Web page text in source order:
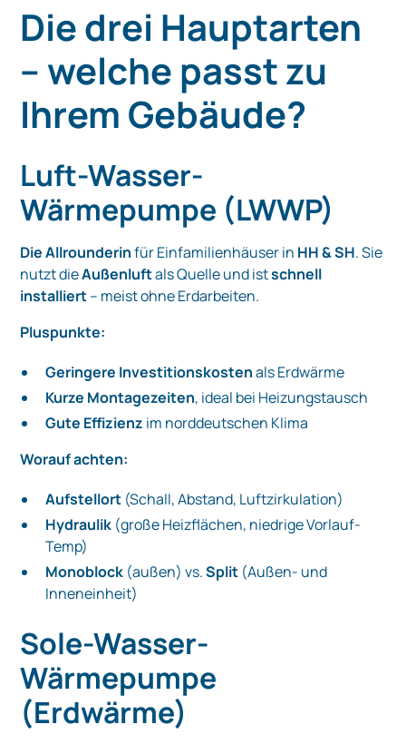
Die drei Hauptarten
– welche passt zu
Ihrem Gebäude?
Luft-Wasser-
Wärmepumpe (LWWP)
Die Allrounderinfür Einfamilienhäuser in HH & SH. Sie
nutzt dieAußenluftals Quelle und istschnell
installiert– meist ohne Erdarbeiten.
Pluspunkte:
Geringere Investitionskostenals Erdwärme
Kurze Montagezeiten, ideal bei Heizungstausch
Gute Effizienz im norddeutschen Klima
Worauf achten:
Aufstellort (Schall, Abstand, Luftzirkulation)
Hydraulik (große Heizflächen, niedrige Vorlauf-
Temp)
Monoblock (außen) vs.Split (Außen- und
Inneneinheit)
Sole-Wasser-
Wärmepumpe
(Erdwärme)